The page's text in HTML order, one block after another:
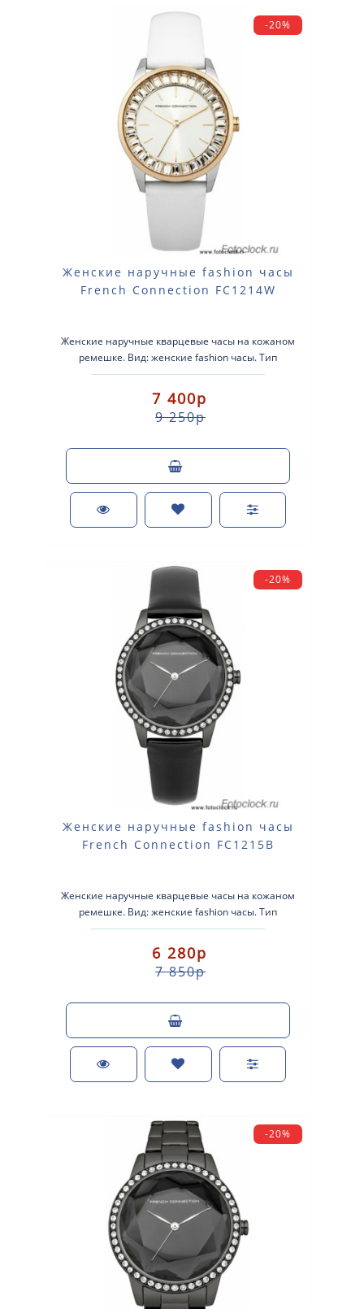
-20%
Женские наручные fashion часы
French Connection FC1214W
Женские наручные кварцевые часы на кожаном
ремешке. Вид: женские fashion часы. Тип
механизма: кварцевые. Корпус: стально..
7 400р
9 250р
-20%
Женские наручные fashion часы
French Connection FC1215B
Женские наручные кварцевые часы на кожаном
ремешке. Вид: женские fashion часы. Тип
механизма: кварцевые. Корпус: стально..
6 280р
7 850р
-20%